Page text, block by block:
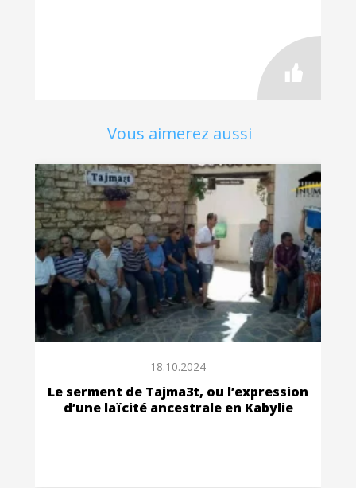
Vous aimerez aussi
18.10.2024
Le serment de Tajma3t, ou l’expression
d’une laïcité ancestrale en Kabylie